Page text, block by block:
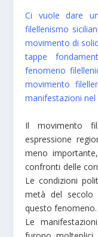
Ci vuole dare
filellenismo
movimento di
tappe
fenomeno
movimento
manifestazioni nel
Il movimento
espressione
meno
confronti delle
Le condizioni
metà del secolo
questo fenomeno.
Le